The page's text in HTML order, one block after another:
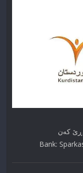
کەن
Bank: